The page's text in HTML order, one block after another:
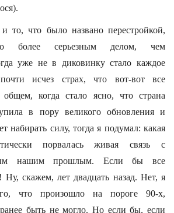
то, что было названо перестройкой,
более серьезным делом, чем
уже не в диковинку стало каждое
исчез страх, что вот-вот все
когда стало ясно, что страна
в пору великого обновления и
набирать силу, тогда я подумал: какая
порвалась живая связь с
нашим прошлым. Если бы все
Ну, скажем, лет двадцать назад. Нет, я
что произошло на пороге 90-х,
быть не могло. Но если бы, если